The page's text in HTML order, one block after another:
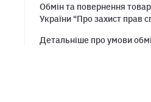
Обмін та повернення
України "Про захист прав
Детальніше про умови